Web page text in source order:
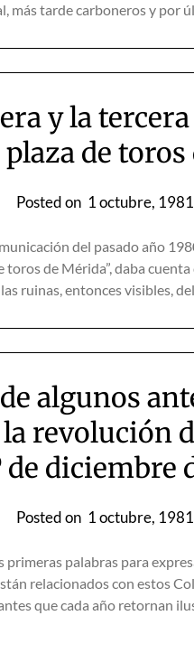
más tarde carboneros y por
y la
de
Posted on 1 octubre, 1981
del pasado año
toros de Mérida”, daba
ruinas, entonces visibles,
algunos
revolución
de diciembre
Posted on 1 octubre, 1981
primeras palabras para
relacionados con estos
que cada año retornan